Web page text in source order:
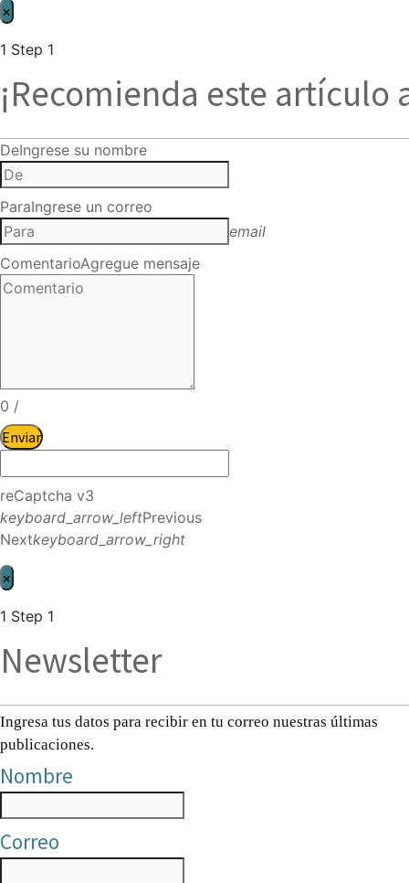
×
1 Step 1
¡Recomienda este artículo
DeIngrese su nombre
ParaIngrese un correo
email
ComentarioAgregue mensaje
0 /
Enviar
reCaptcha v3
keyboard_arrow_leftPrevious
Nextkeyboard_arrow_right
×
1 Step 1
Newsletter
Ingresa tus datos para recibir en tu correo nuestras últimas
publicaciones.
Nombre
Correo